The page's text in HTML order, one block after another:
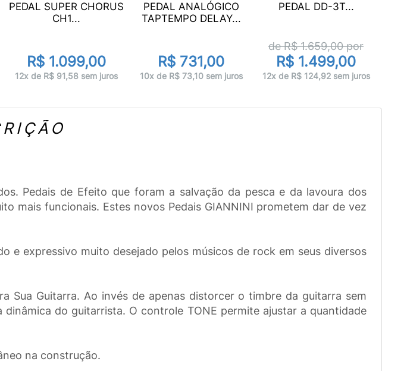
PEDAL SUPER CHORUS
CH1...
R$ 1.099,00
12x de R$ 91,58 sem juros
PEDAL ANALÓGICO
TAPTEMPO DELAY...
R$ 731,00
10x de R$ 73,10 sem juros
PEDAL DD-3T...
de R$1.659,00por
R$ 1.499,00
12x de R$ 124,92 sem juros
Pedais de Efeito que foram a salvação da pesca e da lavoura dos
mais funcionais. Estes novos Pedais GIANNINI prometem dar de vez
e expressivo muito desejado pelos músicos de rock em seus diversos
Sua Guitarra. Ao invés de apenas distorcer o timbre da guitarra sem
do guitarrista. O controle TONE permite ajustar a quantidade
na construção.